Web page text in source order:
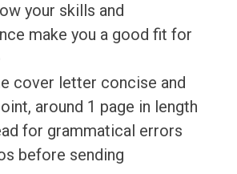
your skills and
make you a good fit for
cover letter concise and
around 1 page in length
for grammatical errors
before sending